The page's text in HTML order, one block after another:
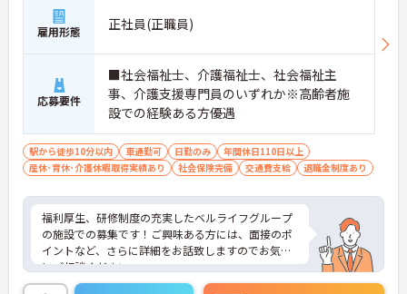
雇用形態 正社員(正職員)
応募要件
■社会福祉士、介護福祉士、社会福祉主
事、介護支援専門員のいずれか※高齢者施
設での経験ある方優遇
駅から徒歩10分以内 車通勤可 日勤のみ
年間休日110日以上
産休･育休･介護休暇取得実績あり
社会保険完備 交通費支給 退職金制度あり
福利厚生、研修制度の充実したベルライフグループ
の施設での募集です！ご興味ある方には、面接のポ
イントなど、さらに詳細をお話致しますのでお気軽
にご相談ください。